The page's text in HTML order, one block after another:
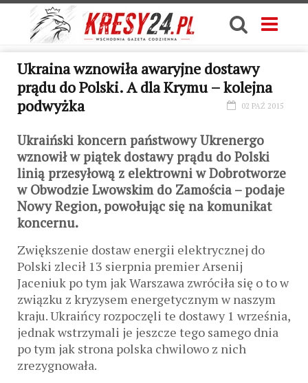
Ukraina wznowiła awaryjne dostawy
prądu do Polski. A dla Krymu – kolejna
podwyżka
02 PAŹ 2015
Ukraiński koncern państwowy Ukrenergo
wznowił w piątek dostawy prądu do Polski
linią przesyłową z elektrowni w Dobrotworze
w Obwodzie Lwowskim do Zamościa – podaje
Nowy Region, powołując się na komunikat
koncernu.
Zwiększenie dostaw energii elektrycznej do
Polski zlecił 13 sierpnia premier Arsenij
Jaceniuk po tym jak Warszawa zwróciła się o to w
związku z kryzysem energetycznym w naszym
kraju. Ukraińcy rozpoczęli te dostawy 1 września,
jednak wstrzymali je jeszcze tego samego dnia
po tym jak strona polska chwilowo z nich
zrezygnowała.